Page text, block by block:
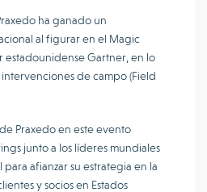
ha ganado un
al figurar en el Magic
estadounidense Gartner, en lo
de campo (Field
Praxedo en este evento
junto a los líderes mundiales
afianzar su estrategia en la
y socios en Estados